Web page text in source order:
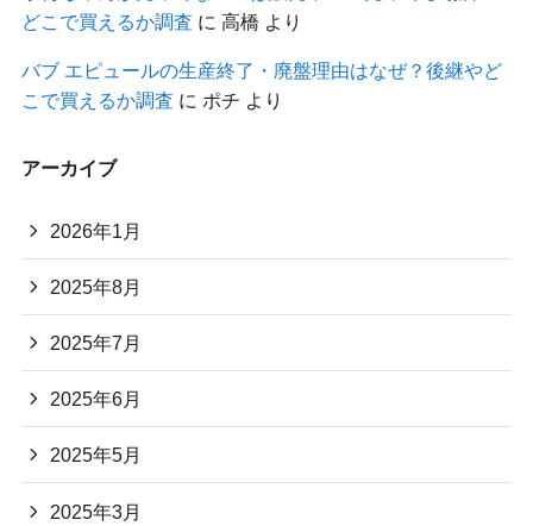
どこで買えるか調査 に 高橋 より
バブ エピュールの生産終了・廃盤理由はなぜ？後継やど
こで買えるか調査 に ポチ より
アーカイブ
2026年1月
2025年8月
2025年7月
2025年6月
2025年5月
2025年3月